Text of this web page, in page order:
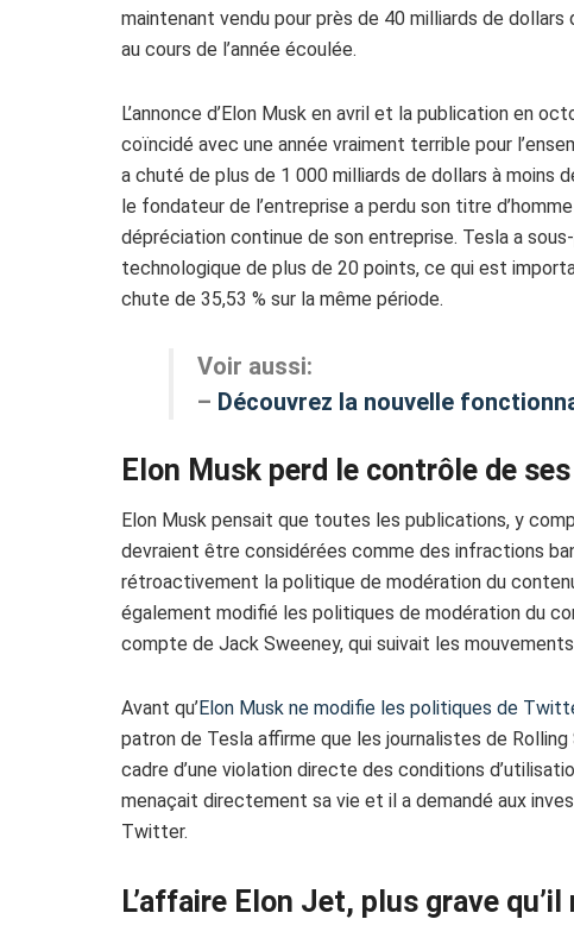
maintenant vendu pour près de 40 milliards de
au cours de l’année écoulée.
L’annonce d’Elon Musk en avril et la publication en
coïncidé avec une année vraiment terrible pour
a chuté de plus de 1 000 milliards de dollars à moins
le fondateur de l’entreprise a perdu son titre
dépréciation continue de son entreprise. Tesla a
technologique de plus de 20 points, ce qui est
chute de 35,53 % sur la même période.
Voir aussi:
– Découvrez la nouvelle
Elon Musk perd le contrôle de
Elon Musk pensait que toutes les publications, y
devraient être considérées comme des infractions
rétroactivement la politique de modération du
également modifié les politiques de modération du
compte de Jack Sweeney, qui suivait les
Avant qu’Elon Musk ne modifie les politiques de
patron de Tesla affirme que les journalistes de
cadre d’une violation directe des conditions
menaçait directement sa vie et il a demandé aux
Twitter.
L’affaire Elon Jet, plus grave qu’il